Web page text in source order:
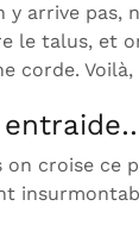
y arrive
le talus, et
corde.
on croise